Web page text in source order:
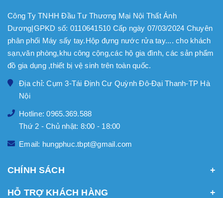
Công Ty TNHH Đầu Tư Thương Mại Nội Thất Ánh
Dương|GPKD số: 0110641510 Cấp ngày 07/03/2024 Chuyên
phân phối Máy sấy tay.Hộp đựng nước rửa tay.... cho khách
sạn,văn phòng,khu công cộng,các hộ gia đình, các sản phẩm
đồ gia dụng ,thiết bị vệ sinh trên toàn quốc.
Địa chỉ: Cụm 3-Tái Định Cư Quỳnh Đô-Đại Thanh-TP Hà
Nội
Hotline: 0965.369.588
Thứ 2 - Chủ nhật: 8:00 - 18:00
Email: hungphuc.tbpt@gmail.com
CHÍNH SÁCH
HỖ TRỢ KHÁCH HÀNG